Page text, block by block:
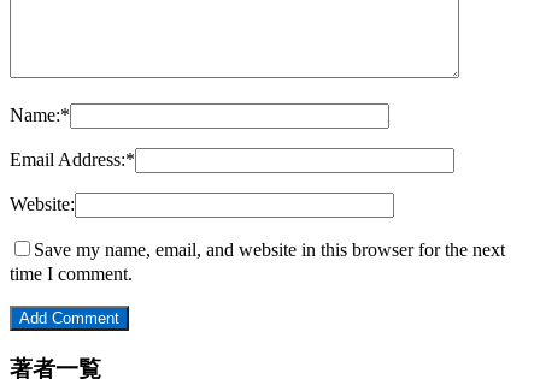
Name:*
Email Address:*
Website:
Save my name, email, and website in this browser for the next
time I comment.
著者一覧